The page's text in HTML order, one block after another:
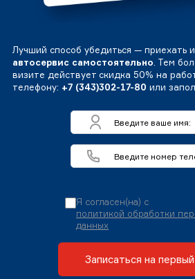
Лучший способ убедиться — приехать и
автосервис самостоятельно. Тем
визите действует скидка 50% на
телефону: +7 (343)302-17-80 или
Я согласен(на) с
политикой обработки
данных
Записаться на